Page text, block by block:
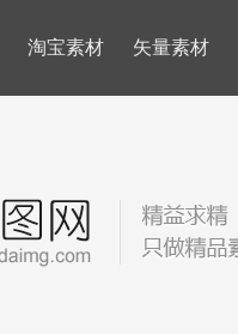
淘宝素材 矢量素材